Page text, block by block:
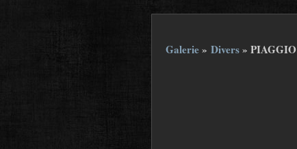
Galerie» Divers» PIAGGIO